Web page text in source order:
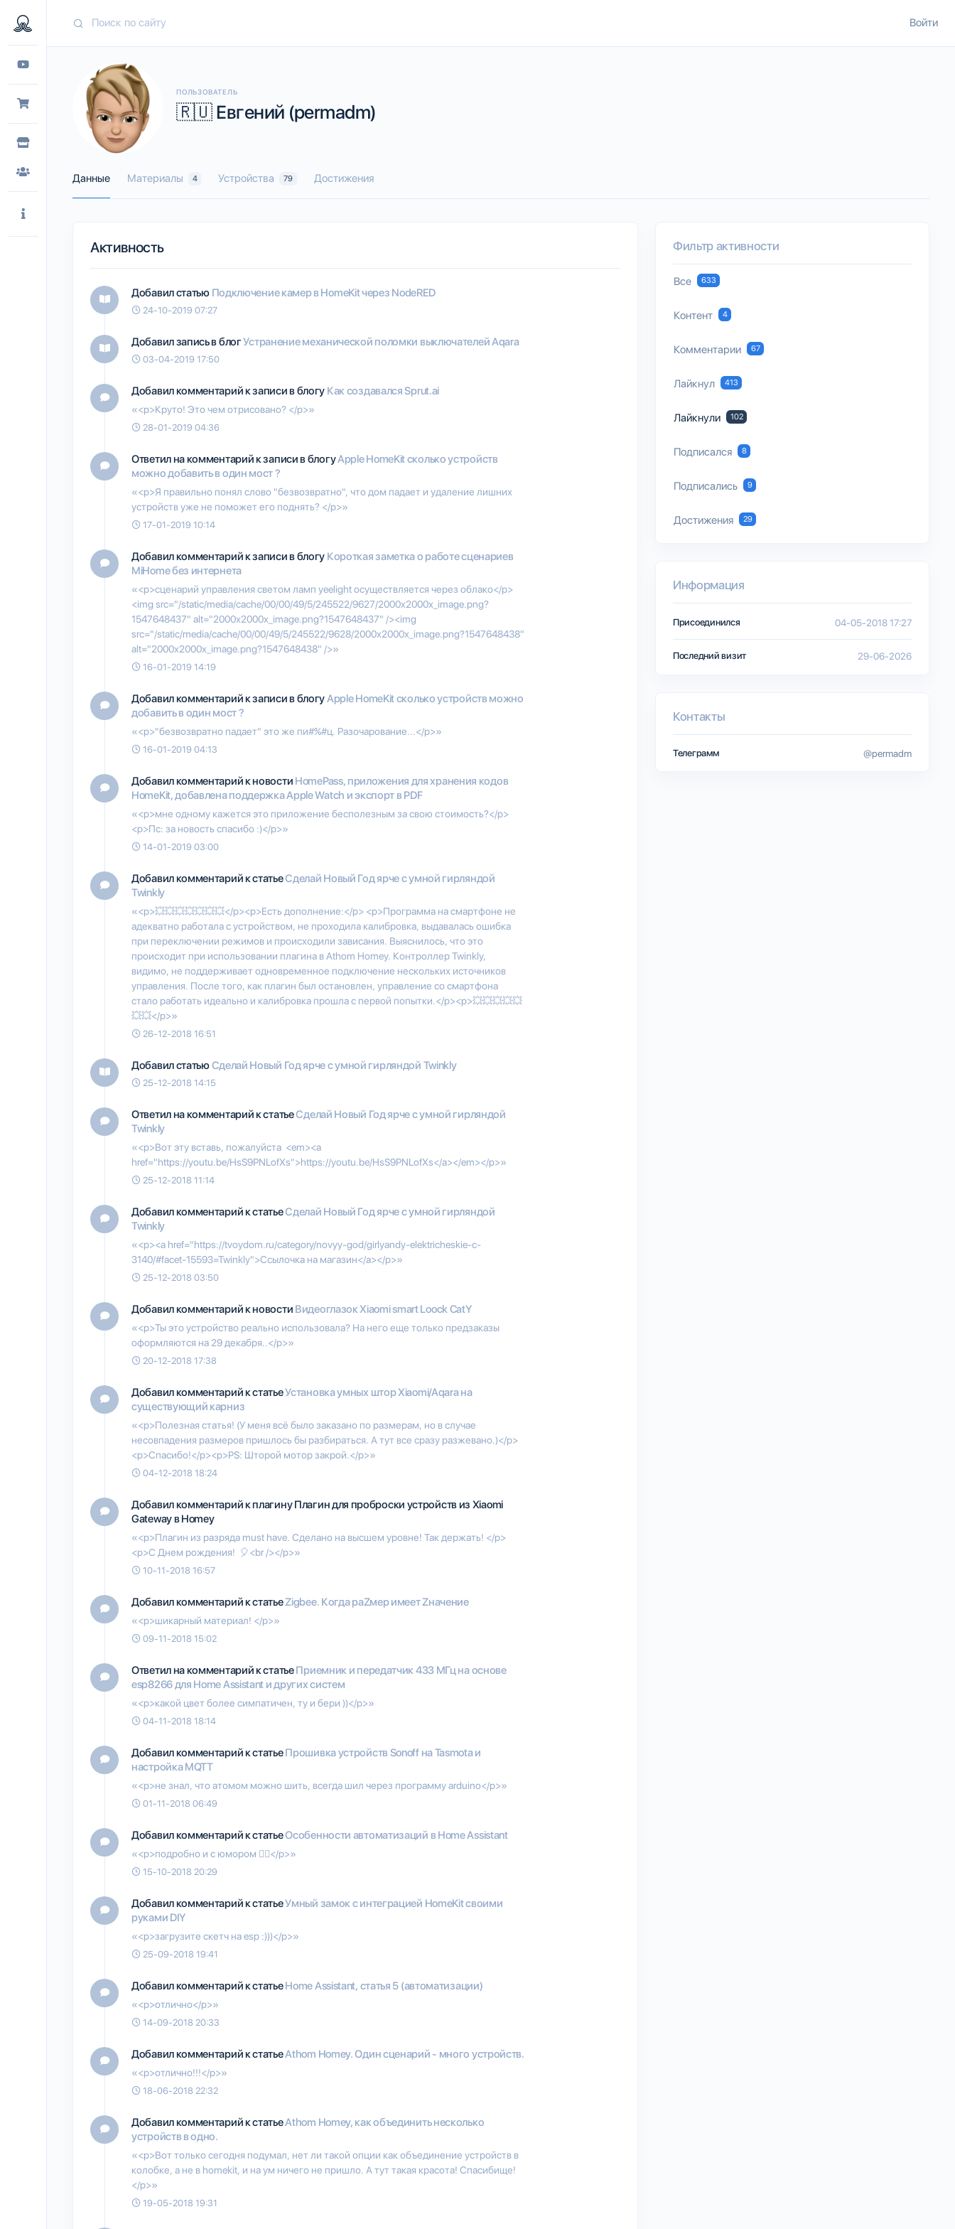
Войти
ПОЛЬЗОВАТЕЛЬ
🇷🇺 Евгений (permadm)
Данные Материалы 4 Устройства 79 Достижения
Активность
Добавил статью Подключение камер в HomeKit через NodeRED
24-10-2019 07:27
Добавил запись в блогУстранение механической поломки выключателей Aqara
03-04-2019 17:50
Добавил комментарий к записи в блогу Как создавался Sprut.ai
«<p>Круто! Это чем отрисовано? </p>»
28-01-2019 04:36
Ответил на комментарий к записи в блогуApple HomeKit сколько устройств
можно добавить в один мост ?
«<p>Я правильно понял слово "безвозвратно", что дом падает и удаление лишних
устройств уже не поможет его поднять? </p>»
17-01-2019 10:14
Добавил комментарий к записи в блогу Короткая заметка о работе сценариев
MiHome без интернета
«<p>сценарий управления светом ламп yeelight осуществляется через облако</p>
<img src="/static/media/cache/00/00/49/5/245522/9627/2000x2000x_image.png?
1547648437" alt="2000x2000x_image.png?1547648437" /><img
src="/static/media/cache/00/00/49/5/245522/9628/2000x2000x_image.png?1547648438"
alt="2000x2000x_image.png?1547648438" />»
16-01-2019 14:19
Добавил комментарий к записи в блогуApple HomeKit сколько устройств можно
добавить в один мост ?
«<p>"безвозвратно падает" это же пи#%#ц. Разочарование...</p>»
16-01-2019 04:13
Добавил комментарий к новости HomePass, приложения для хранения кодов
HomeKit, добавлена поддержка Apple Watch и экспорт в PDF
«<p>мне одному кажется это приложение бесполезным за свою стоимость?</p>
<p>Пс: за новость спасибо :)</p>»
14-01-2019 03:00
Добавил комментарий к статьеСделай Новый Год ярче с умной гирляндой
Twinkly
«<p>💥💥💥💥💥💥💥</p><p>Есть дополнение:</p> <p>Программа на смартфоне не
адекватно работала с устройством, не проходила калибровка, выдавалась ошибка
при переключении режимов и происходили зависания. Выяснилось, что это
происходит при использовании плагина в Athom Homey. Контроллер Twinkly,
видимо, не поддерживает одновременное подключение нескольких источников
управления. После того, как плагин был остановлен, управление со смартфона
стало работать идеально и калибровка прошла с первой попытки.</p><p>💥💥💥💥💥
💥💥</p>»
26-12-2018 16:51
Добавил статьюСделай Новый Год ярче с умной гирляндой Twinkly
25-12-2018 14:15
Ответил на комментарий к статьеСделай Новый Год ярче с умной гирляндой
Twinkly
«<p>Вот эту вставь, пожалуйста <em><a
href="https://youtu.be/HsS9PNLofXs">https://youtu.be/HsS9PNLofXs</a></em></p>»
25-12-2018 11:14
Добавил комментарий к статьеСделай Новый Год ярче с умной гирляндой
Twinkly
«<p><a href="https://tvoydom.ru/category/novyy-god/girlyandy-elektricheskie-c-
3140/#facet-15593=Twinkly">Ссылочка на магазин</a></p>»
25-12-2018 03:50
Добавил комментарий к новости Видеоглазок Xiaomi smart Loock CatY
«<p>Ты это устройство реально использовала? На него еще только предзаказы
оформляются на 29 декабря..</p>»
20-12-2018 17:38
Добавил комментарий к статьеУстановка умных штор Xiaomi/Aqara на
существующий карниз
«<p>Полезная статья! (У меня всё было заказано по размерам, но в случае
несовпадения размеров пришлось бы разбираться. А тут все сразу разжевано.)</p>
<p>Спасибо!</p><p>PS: Шторой мотор закрой.</p>»
04-12-2018 18:24
Добавил комментарий к плагинуПлагин для проброски устройств из Xiaomi
Gateway в Homey
«<p>Плагин из разряда must have. Сделано на высшем уровне! Так держать! </p>
<p>С Днем рождения! 🎈<br /></p>»
10-11-2018 16:57
Добавил комментарий к статьеZigbee. Когда раZмер имеет Zначение
«<p>шикарный материал! </p>»
09-11-2018 15:02
Ответил на комментарий к статьеПриемник и передатчик 433 МГц на основе
esp8266 для Home Assistant и других систем
«<p>какой цвет более симпатичен, ту и бери ))</p>»
04-11-2018 18:14
Добавил комментарий к статьеПрошивка устройств Sonoff на Tasmota и
настройка MQTT
«<p>не знал, что атомом можно шить, всегда шил через программу arduino</p>»
01-11-2018 06:49
Добавил комментарий к статьеОсобенности автоматизаций в Home Assistant
«<p>подробно и с юмором 👍🏽</p>»
15-10-2018 20:29
Добавил комментарий к статьеУмный замок с интеграцией HomeKit своими
руками DIY
«<p>загрузите скетч на esp :)))</p>»
25-09-2018 19:41
Добавил комментарий к статьеHome Assistant, статья 5 (автоматизации)
«<p>отлично</p>»
14-09-2018 20:33
Добавил комментарий к статьеAthom Homey. Один сценарий - много устройств.
«<p>отлично!!!</p>»
18-06-2018 22:32
Добавил комментарий к статьеAthom Homey, как объединить несколько
устройств в одно.
«<p>Вот только сегодня подумал, нет ли такой опции как объединение устройств в
колобке, а не в homekit, и на ум ничего не пришло. А тут такая красота! Спасибище!
</p>»
19-05-2018 19:31
Фильтр активности
Все 633
Контент 4
Комментарии 67
Лайкнул 413
Лайкнули 102
Подписался 8
Подписались 9
Достижения 29
Информация
Присоединился 04-05-2018 17:27
Последний визит 29-06-2026
Контакты
Телеграмм @permadm